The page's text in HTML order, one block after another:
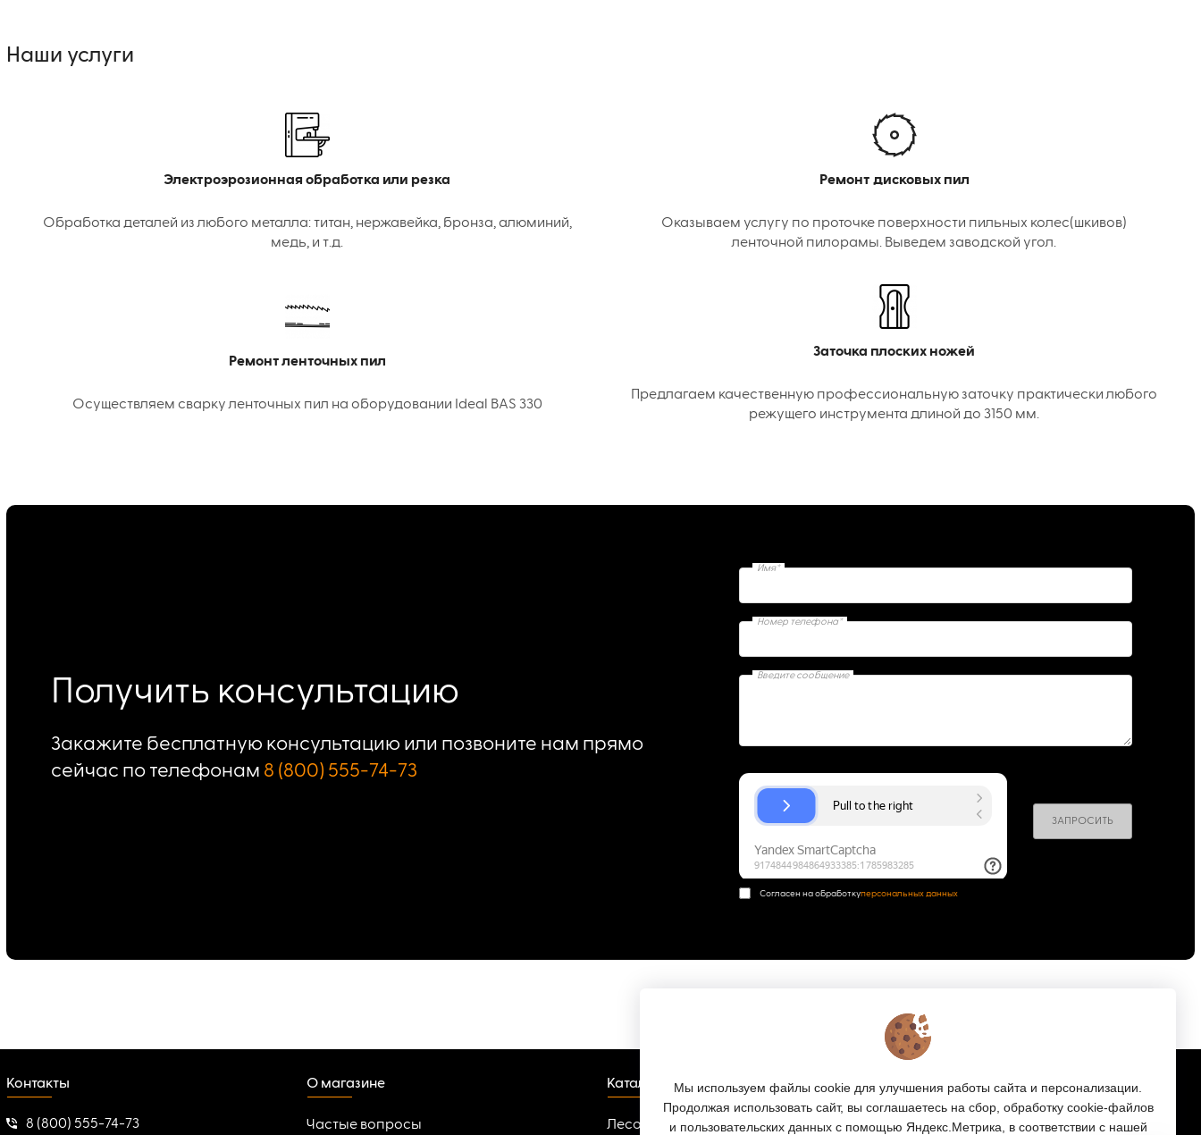
Наши услуги
Электроэрозионная обработка или резка
Обработка деталей из любого металла: титан, нержавейка, бронза, алюминий,
медь, и т.д.
Ремонт дисковых пил
Оказываем услугу по проточке поверхности пильных колес(шкивов)
ленточной пилорамы. Выведем заводской угол.
Ремонт ленточных пил
Осуществляем сварку ленточных пил на оборудовании Ideal BAS 330
Заточка плоских ножей
Предлагаем качественную профессиональную заточку практически любого
режущего инструмента длиной до 3150 мм.
Получить консультацию
Закажите бесплатную консультацию или позвоните нам прямо
сейчас по телефонам 8 (800) 555-74-73
Имя*
Номер телефона*
Введите сообщение
ЗАПРОСИТЬ
Согласен на обработкуперсональных данных
Контакты
8 (800) 555-74-73
О магазине
Частые вопросы
Каталог
Лесопильное оборудование
Подписка
Получайте только полезные статьи!
Мы используем файлы cookie для улучшения работы сайта и персонализации.
Продолжая использовать сайт, вы соглашаетесь на сбор, обработку cookie-файлов
и пользовательских данных с помощью Яндекс.Метрика, в соответствии с нашей